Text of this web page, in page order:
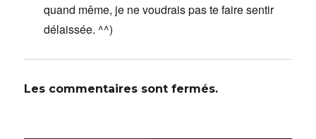
quand même, je ne voudrais pas te faire sentir
délaissée. ^^)
Les commentaires sont fermés.